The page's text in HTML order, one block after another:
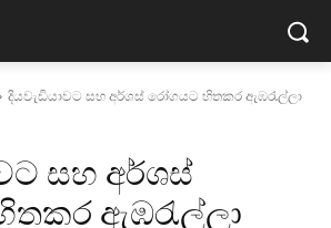
දියවැඩියාවට සහ අර්ශස්‌ රෝගයට හිතකර ඇඹරැල්ලා
සහ අර්ශස්‌
ඇඹරැල්ලා